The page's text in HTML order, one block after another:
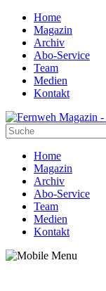
Home
Magazin
Archiv
Abo-Service
Team
Medien
Kontakt
Home
Magazin
Archiv
Abo-Service
Team
Medien
Kontakt